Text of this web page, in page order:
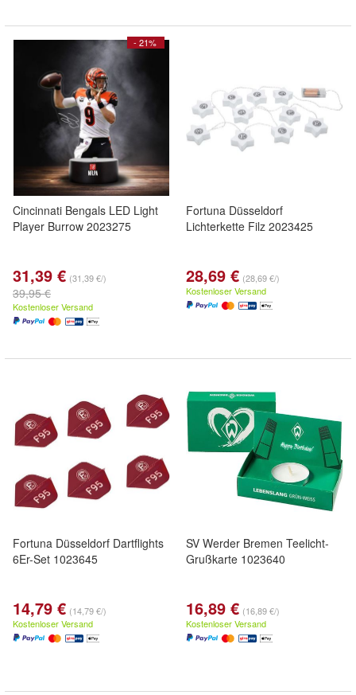
- 21%
Cincinnati Bengals LED Light
Player Burrow 2023275
31,39 € (31,39 €/)
39,95 €
Kostenloser Versand
Fortuna Düsseldorf
Lichterkette Filz 2023425
28,69 € (28,69 €/)
Kostenloser Versand
Fortuna Düsseldorf Dartflights
6Er-Set 1023645
14,79 € (14,79 €/)
Kostenloser Versand
SV Werder Bremen Teelicht-
Grußkarte 1023640
16,89 € (16,89 €/)
Kostenloser Versand